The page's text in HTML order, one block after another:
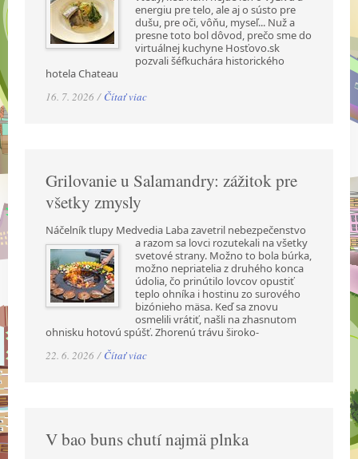
energiu pre telo, ale aj o sústo pre
dušu, pre oči, vôňu, myseľ... Nuž a
presne toto bol dôvod, prečo sme do
virtuálnej kuchyne Hosťovo.sk
pozvali šéfkuchára historického
hotela Chateau
16. 7. 2026 / Čítať viac
Grilovanie u Salamandry: zážitok pre
všetky zmysly
Náčelník tlupy Medvedia Laba zavetril nebezpečenstvo
a razom sa lovci rozutekali na všetky
svetové strany. Možno to bola búrka,
možno nepriatelia z druhého konca
údolia, čo prinútilo lovcov opustiť
teplo ohníka i hostinu zo surového
bizónieho mäsa. Keď sa znovu
osmelili vrátiť, našli na zhasnutom
ohnisku hotovú spúšť. Zhorenú trávu široko-
22. 6. 2026 / Čítať viac
V bao buns chutí najmä plnka